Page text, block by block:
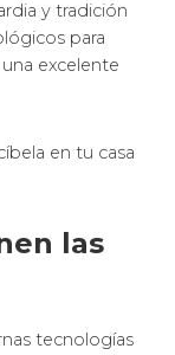
y tradición
para
excelente
en tu casa
las
tecnologías